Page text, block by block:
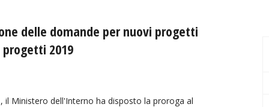
delle domande per nuovi progetti
2019
Ministero dell'Interno ha disposto la proroga al